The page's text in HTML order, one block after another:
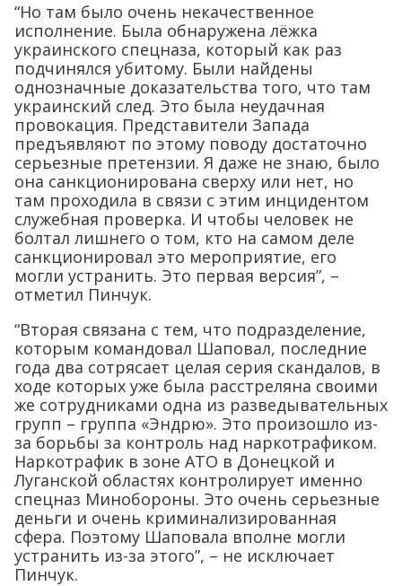
“Но там было очень некачественное
исполнение. Была обнаружена лёжка
украинского спецназа, который как раз
подчинялся убитому. Были найдены
однозначные доказательства того, что там
украинский след. Это была неудачная
провокация. Представители Запада
предъявляют по этому поводу достаточно
серьезные претензии. Я даже не знаю, было
она санкционирована сверху или нет, но
там проходила в связи с этим инцидентом
служебная проверка. И чтобы человек не
болтал лишнего о том, кто на самом деле
санкционировал это мероприятие, его
могли устранить. Это первая версия”, –
отметил Пинчук.
“Вторая связана с тем, что подразделение,
которым командовал Шаповал, последние
года два сотрясает целая серия скандалов, в
ходе которых уже была расстреляна своими
же сотрудниками одна из разведывательных
групп – группа «Эндрю». Это произошло из-
за борьбы за контроль над наркотрафиком.
Наркотрафик в зоне АТО в Донецкой и
Луганской областях контролирует именно
спецназ Минобороны. Это очень серьезные
деньги и очень криминализированная
сфера. Поэтому Шаповала вполне могли
устранить из-за этого”, – не исключает
Пинчук.